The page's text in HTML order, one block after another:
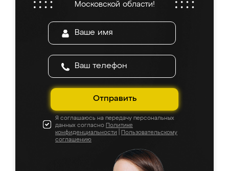
Московской области!
Отправить
Я соглашаюсь на передачу персональных
данных согласно Политике
конфиденциальности
Пользовательскому
соглашению